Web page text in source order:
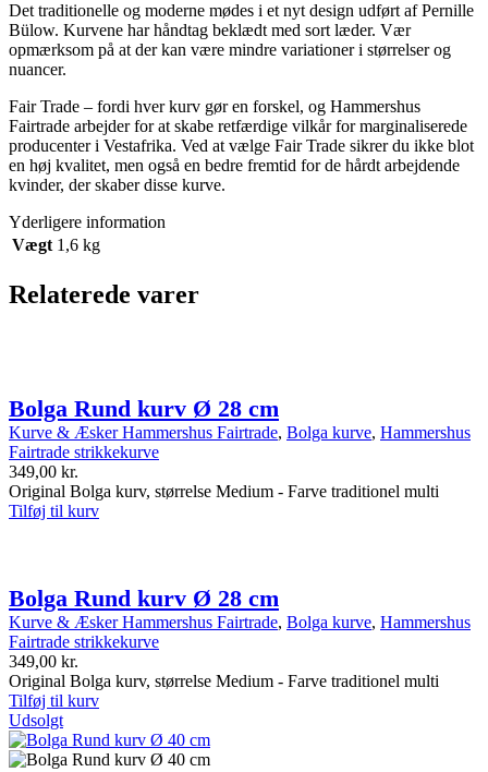
Det traditionelle og moderne mødes i et nyt design udført af Pernille
Bülow. Kurvene har håndtag beklædt med sort læder. Vær
opmærksom på at der kan være mindre variationer i størrelser og
nuancer.
Fair Trade – fordi hver kurv gør en forskel, og Hammershus
Fairtrade arbejder for at skabe retfærdige vilkår for marginaliserede
producenter i Vestafrika. Ved at vælge Fair Trade sikrer du ikke blot
en høj kvalitet, men også en bedre fremtid for de hårdt arbejdende
kvinder, der skaber disse kurve.
Yderligere information
Vægt 1,6 kg
Relaterede varer
Bolga Rund kurv Ø 28 cm
Kurve & Æsker Hammershus Fairtrade, Bolga kurve, Hammershus
Fairtrade strikkekurve
349,00 kr.
Original Bolga kurv, størrelse Medium - Farve traditionel multi
Tilføj til kurv
Bolga Rund kurv Ø 28 cm
Kurve & Æsker Hammershus Fairtrade, Bolga kurve, Hammershus
Fairtrade strikkekurve
349,00 kr.
Original Bolga kurv, størrelse Medium - Farve traditionel multi
Tilføj til kurv
Udsolgt